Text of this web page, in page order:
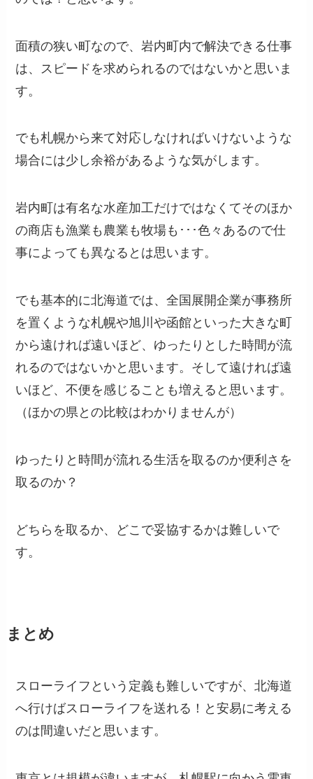
面積の狭い町なので、岩内町内で解決できる仕事
は、スピードを求められるのではないかと思いま
す。
でも札幌から来て対応しなければいけないような
場合には少し余裕があるような気がします。
岩内町は有名な水産加工だけではなくてそのほか
の商店も漁業も農業も牧場も･･･色々あるので仕
事によっても異なるとは思います。
でも基本的に北海道では、全国展開企業が事務所
を置くような札幌や旭川や函館といった大きな町
から遠ければ遠いほど、ゆったりとした時間が流
れるのではないかと思います。そして遠ければ遠
いほど、不便を感じることも増えると思います。
（ほかの県との比較はわかりませんが）
ゆったりと時間が流れる生活を取るのか便利さを
取るのか？
どちらを取るか、どこで妥協するかは難しいで
す。
まとめ
スローライフという定義も難しいですが、北海道
へ行けばスローライフを送れる！と安易に考える
のは間違いだと思います。